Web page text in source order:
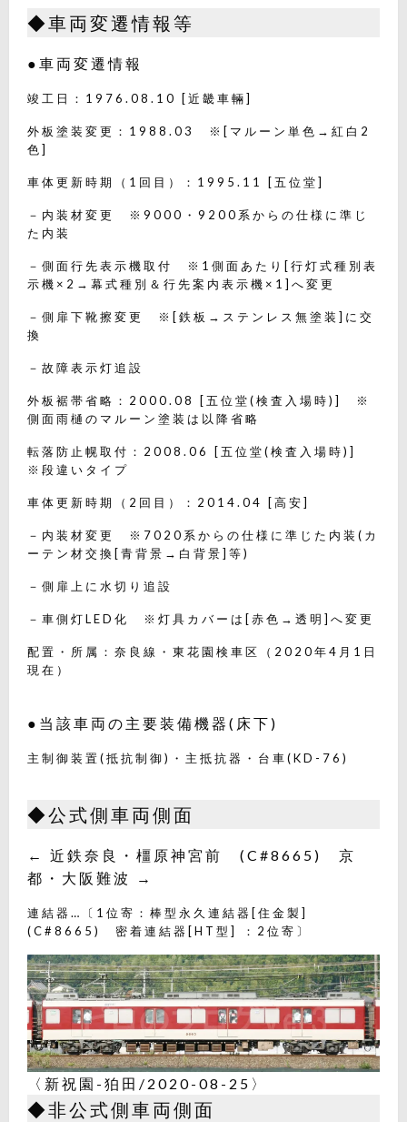
◆車両変遷情報等
●車両変遷情報
竣工日：1976.08.10 [近畿車輛]
外板塗装変更：1988.03 ※[マルーン単色→紅白2
色]
車体更新時期（1回目）：1995.11 [五位堂]
－内装材変更 ※9000・9200系からの仕様に準じ
た内装
－側面行先表示機取付 ※1側面あたり[行灯式種別表
示機×2→幕式種別＆行先案内表示機×1]へ変更
－側扉下靴擦変更 ※[鉄板→ステンレス無塗装]に交
換
－故障表示灯追設
外板裾帯省略：2000.08 [五位堂(検査入場時)] ※
側面雨樋のマルーン塗装は以降省略
転落防止幌取付：2008.06 [五位堂(検査入場時)]
※段違いタイプ
車体更新時期（2回目）：2014.04 [高安]
－内装材変更 ※7020系からの仕様に準じた内装(カ
ーテン材交換[青背景→白背景]等)
－側扉上に水切り追設
－車側灯LED化 ※灯具カバーは[赤色→透明]へ変更
配置・所属：奈良線・東花園検車区（2020年4月1日
現在）
●当該車両の主要装備機器(床下)
主制御装置(抵抗制御)・主抵抗器・台車(KD-76)
◆公式側車両側面
← 近鉄奈良・橿原神宮前 (C#8665) 京
都・大阪難波 →
連結器…〔1位寄：棒型永久連結器[住金製]
(C#8665) 密着連結器[HT型] ：2位寄〕
〈新祝園-狛田/2020-08-25〉
◆非公式側車両側面